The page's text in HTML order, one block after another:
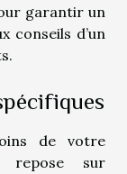
garantir un
conseils d’un
de votre
repose sur